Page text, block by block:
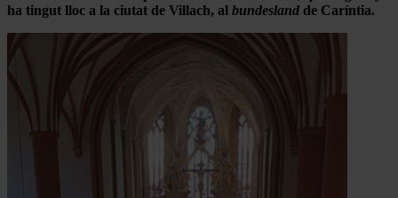
ha tingut lloc a la ciutat de Villach, al bundesland de Caríntia.